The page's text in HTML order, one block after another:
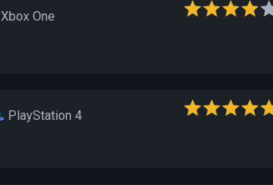
Xbox One
PlayStation 4